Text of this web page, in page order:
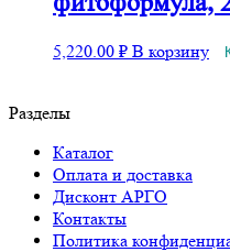
5,220.00 ₽ В корзину
Разделы
Каталог
Оплата и доставка
Дисконт АРГО
Контакты
Политика